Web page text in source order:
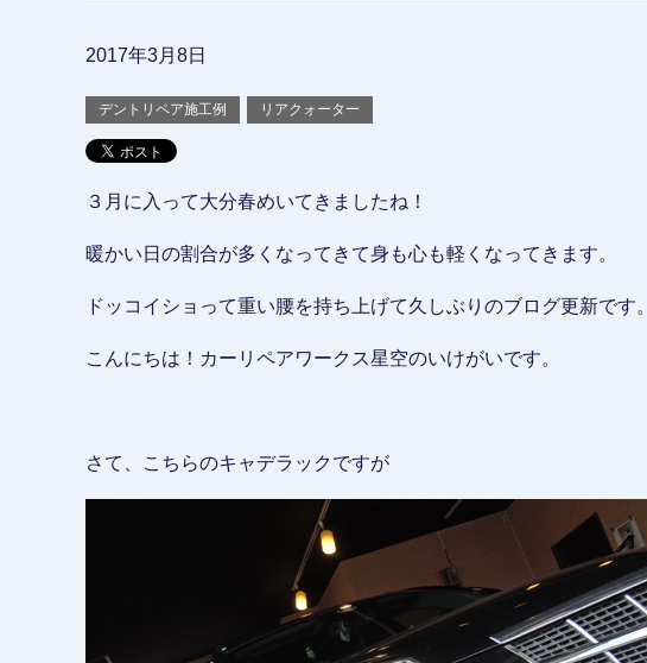
2017年3月8日
デントリペア施工例 リアクォーター
３月に入って大分春めいてきましたね！
暖かい日の割合が多くなってきて身も心も軽くなってきます。
ドッコイショって重い腰を持ち上げて久しぶりのブログ更新です。
こんにちは！カーリペアワークス星空のいけがいです。
さて、こちらのキャデラックですが